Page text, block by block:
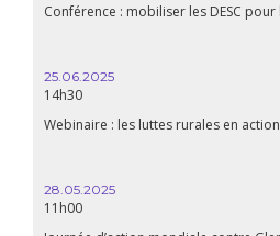
Conférence : mobiliser les DESC
25.06.2025
14h30
Webinaire : les luttes rurales en
28.05.2025
11h00